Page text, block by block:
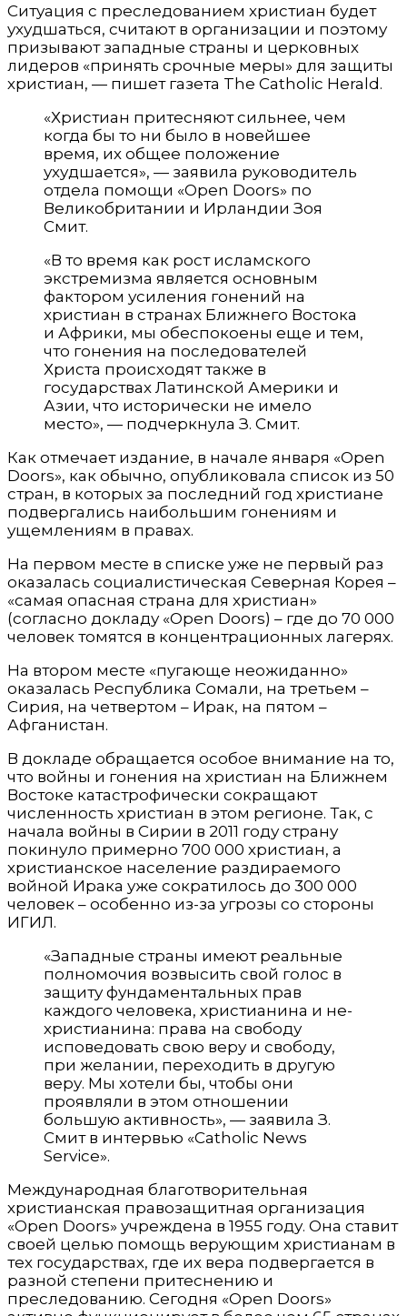
Ситуация с преследованием христиан будет
ухудшаться, считают в организации и поэтому
призывают западные страны и церковных
лидеров «принять срочные меры» для защиты
христиан, — пишет газета The Catholic Herald.
«Христиан притесняют сильнее, чем
когда бы то ни было в новейшее
время, их общее положение
ухудшается», — заявила руководитель
отдела помощи «Open Doors» по
Великобритании и Ирландии Зоя
Смит.
«В то время как рост исламского
экстремизма является основным
фактором усиления гонений на
христиан в странах Ближнего Востока
и Африки, мы обеспокоены еще и тем,
что гонения на последователей
Христа происходят также в
государствах Латинской Америки и
Азии, что исторически не имело
место», — подчеркнула З. Смит.
Как отмечает издание, в начале января «Open
Doors», как обычно, опубликовала список из 50
стран, в которых за последний год христиане
подвергались наибольшим гонениям и
ущемлениям в правах.
На первом месте в списке уже не первый раз
оказалась социалистическая Северная Корея –
«самая опасная страна для христиан»
(согласно докладу «Open Doors) – где до 70 000
человек томятся в концентрационных лагерях.
На втором месте «пугающе неожиданно»
оказалась Республика Сомали, на третьем –
Сирия, на четвертом – Ирак, на пятом –
Афганистан.
В докладе обращается особое внимание на то,
что войны и гонения на христиан на Ближнем
Востоке катастрофически сокращают
численность христиан в этом регионе. Так, с
начала войны в Сирии в 2011 году страну
покинуло примерно 700 000 христиан, а
христианское население раздираемого
войной Ирака уже сократилось до 300 000
человек – особенно из-за угрозы со стороны
ИГИЛ.
«Западные страны имеют реальные
полномочия возвысить свой голос в
защиту фундаментальных прав
каждого человека, христианина и не-
христианина: права на свободу
исповедовать свою веру и свободу,
при желании, переходить в другую
веру. Мы хотели бы, чтобы они
проявляли в этом отношении
большую активность», — заявила З.
Смит в интервью «Catholic News
Service».
Международная благотворительная
христианская правозащитная организация
«Open Doors» учреждена в 1955 году. Она ставит
своей целью помощь верующим христианам в
тех государствах, где их вера подвергается в
разной степени притеснению и
преследованию. Сегодня «Open Doors»